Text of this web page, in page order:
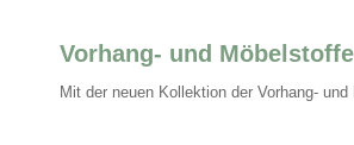
Vorhang- und Möbelstoffe
Mit der neuen Kollektion der Vorhang-